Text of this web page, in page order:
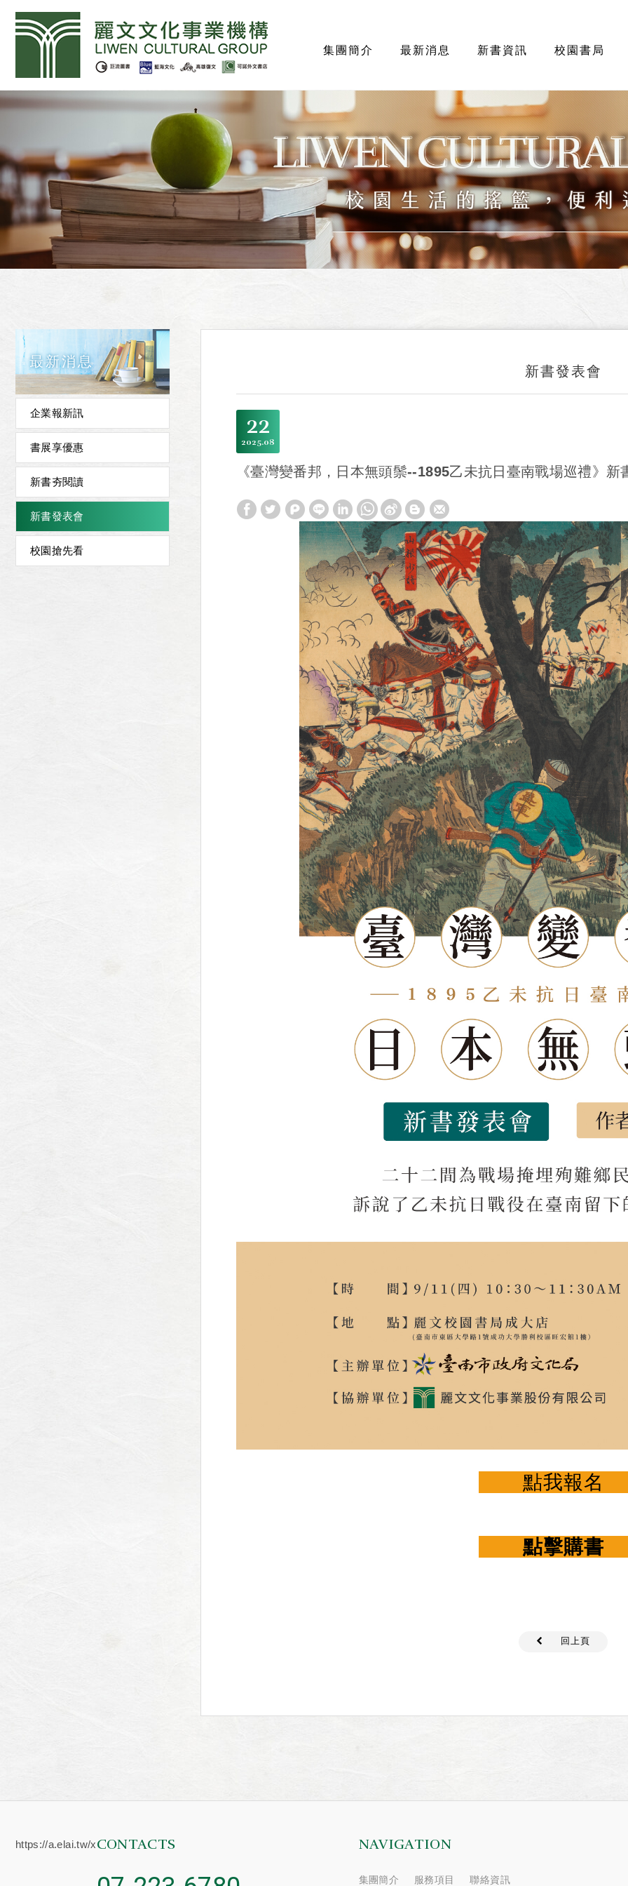
集團簡介 最新消息 新書資訊 校園書局
最新消息
企業報新訊
書展享優惠
新書夯閱讀
新書發表會
校園搶先看
新書發表會
22
08
2025
《臺灣變番邦，日本無頭鬃--1895乙未抗日臺南戰場巡禮》新
點我報
點擊購
回上頁
https://a.elai.tw/xCONTACTS NAVIGATION
集團簡介 服務項目 聯絡資訊